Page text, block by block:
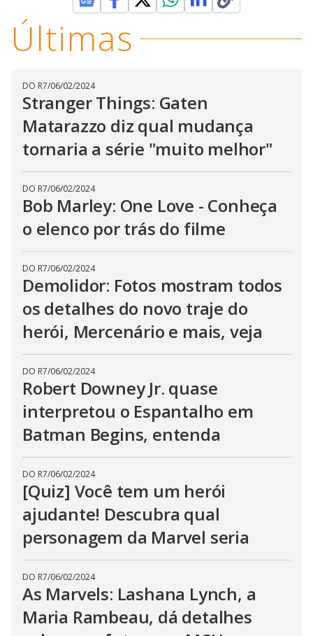
Últimas
DO R7/06/02/2024
Stranger Things: Gaten
Matarazzo diz qual mudança
tornaria a série "muito melhor"
DO R7/06/02/2024
Bob Marley: One Love - Conheça
o elenco por trás do filme
DO R7/06/02/2024
Demolidor: Fotos mostram todos
os detalhes do novo traje do
herói, Mercenário e mais, veja
DO R7/06/02/2024
Robert Downey Jr. quase
interpretou o Espantalho em
Batman Begins, entenda
DO R7/06/02/2024
[Quiz] Você tem um herói
ajudante! Descubra qual
personagem da Marvel seria
DO R7/06/02/2024
As Marvels: Lashana Lynch, a
Maria Rambeau, dá detalhes